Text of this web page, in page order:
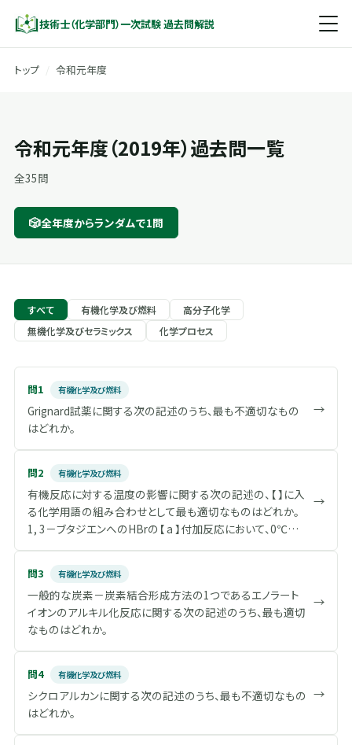
技術士（化学部門）一次試験 過去問解説
トップ 令和元年度
令和元年度（2019年）過去問一覧
全35問
🎲全年度からランダムで1問
すべて 有機化学及び燃料
高分子化学
無機化学及びセラミックス
化学プロセス
問1 有機化学及び燃料
Grignard試薬に関する次の記述のうち、最も不適切なもの
はどれか。
→
問2 有機化学及び燃料
有機反応に対する温度の影響に関する次の記述の、【 】に入
る化学用語の組み合わせとして最も適切なものはどれか。
1, 3－ブタジエンへのHBrの【 a 】付加反応において、0℃の
反応条件下では71：29の比で1, 2－及び1, 4－付加体を与
さらに、0℃で得られた生成物をHBrの存在下で40℃に加熱
すると、生成物の比は71：29から徐々に15：85に変化する。
この反応に対する温度の影響を次のようにして説明するこ
とができる。2つの反応生成物の安定性を考えたとき、熱力
学的に安定なのは、【 b 】付加体である。まずはじめ低温
（0℃）で反応を行った場合、1, 2－及び1, 4－付加体を生成
する2つの経路が非可逆で平衡に達していないので、2つの
反応生成物の熱力学的安定性は重要ではない。非可逆反応
の生成物は【 c 】にのみ依存し、生成物の安定性には依存し
ない。そのような反応は【 d 】下にあるといわれる。しかし、高
→
問3 有機化学及び燃料
一般的な炭素－炭素結合形成方法の1つであるエノラート
イオンのアルキル化反応に関する次の記述のうち、最も適切
なものはどれか。
→
問4 有機化学及び燃料
シクロアルカンに関する次の記述のうち、最も不適切なもの
はどれか。
→